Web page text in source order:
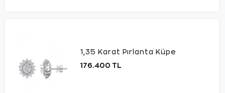
1,35 Karat Pırlanta Küpe
176.400 TL